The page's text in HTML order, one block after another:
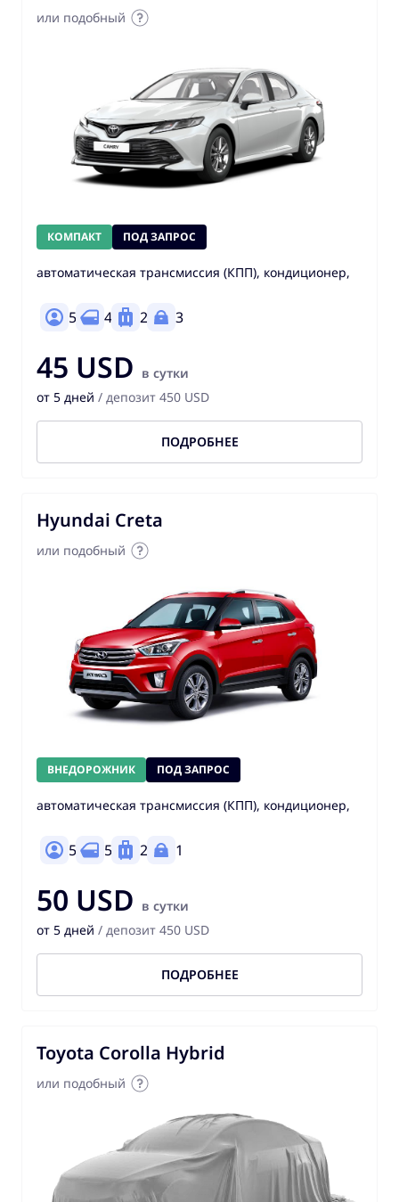
или подобный
КОМПАКТ ПОД ЗАПРОС
автоматическая трансмиссия (КПП), кондиционер,
5 4 2 3
45 USD в сутки
от 5 дней / депозит 450 USD
ПОДРОБНЕЕ
Hyundai Creta
или подобный
ВНЕДОРОЖНИК ПОД ЗАПРОС
автоматическая трансмиссия (КПП), кондиционер,
5 5 2 1
50 USD в сутки
от 5 дней / депозит 450 USD
ПОДРОБНЕЕ
Toyota Corolla Hybrid
или подобный